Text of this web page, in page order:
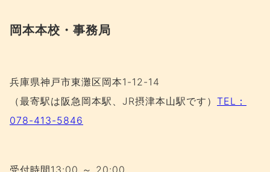
岡本本校・事務局
兵庫県神戸市東灘区岡本1-12-14
（最寄駅は阪急岡本駅、JR摂津本山駅です） TEL：
078-413-5846